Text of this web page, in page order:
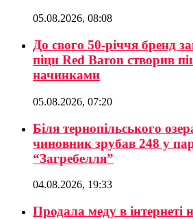
05.08.2026, 08:08
До свого 50-річчя бренд
піци Red Baron створив
начинками
05.08.2026, 07:20
Біля тернопільського
чиновник зрубав 248 у
“Загребелля”
04.08.2026, 19:33
Продала меду в інтернеті